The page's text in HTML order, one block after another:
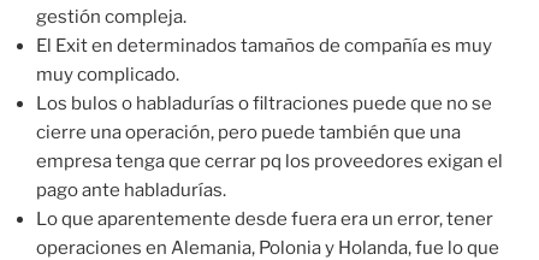
gestión compleja.
El Exit en determinados tamaños de compañía es muy
muy complicado.
Los bulos o habladurías o filtraciones puede que no se
cierre una operación, pero puede también que una
empresa tenga que cerrar pq los proveedores exigan el
pago ante habladurías.
Lo que aparentemente desde fuera era un error, tener
operaciones en Alemania, Polonia y Holanda, fue lo que